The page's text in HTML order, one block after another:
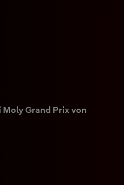
Moly Grand Prix von